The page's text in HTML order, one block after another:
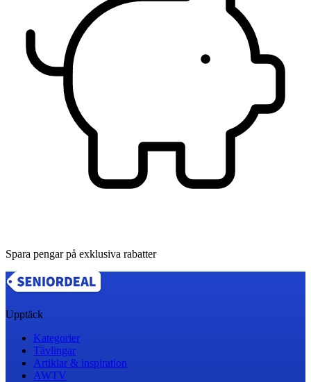
Spara pengar på exklusiva rabatter
Upptäck
Kategorier
Tävlingar
Artiklar & inspiration
AWTV